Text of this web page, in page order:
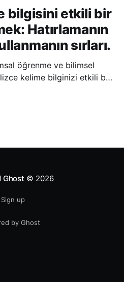
bilgisini etkili bir
Hatırlamanın
sırları.
öğrenme ve bilimsel
kelime bilginizi etkili bir
bir şekilde iletişim
Ghost © 2026
Sign up
by Ghost